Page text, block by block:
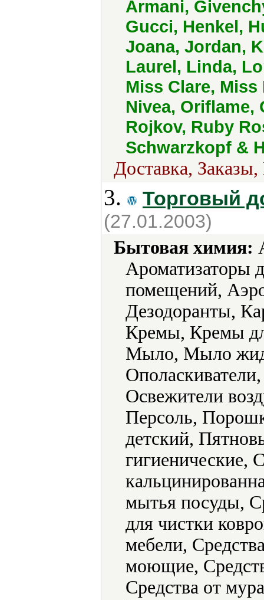
Armani,
Gucci, Henkel,
Joana, Jordan,
Laurel, Linda,
Miss Clare, Miss
Nivea, Oriflame,
Rojkov, Ruby
Schwarzkopf &
Доставка,
3. Торговый
(27.01.2003)
Бытовая химия:
Ароматизаторы
помещений,
Дезодоранты,
Кремы, Кремы
Мыло, Мыло
Освежители
Персоль,
детский,
гигиенические,
мытья посуды,
для чистки
мебели,
моющие,
Средства от